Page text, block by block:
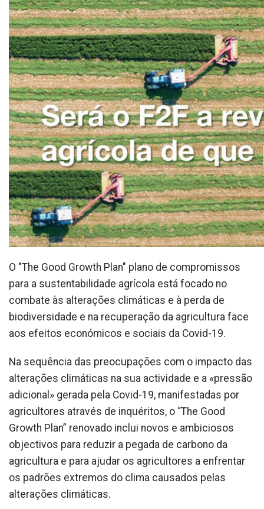
O "The Good Growth Plan" plano de compromissos
para a sustentabilidade agrícola está focado no
combate às alterações climáticas e à perda de
biodiversidade e na recuperação da agricultura face
aos efeitos económicos e sociais da Covid-19.
Na sequência das preocupações com o impacto das
alterações climáticas na sua actividade e a «pressão
adicional» gerada pela Covid-19, manifestadas por
agricultores através de inquéritos, o “The Good
Growth Plan” renovado inclui novos e ambiciosos
objectivos para reduzir a pegada de carbono da
agricultura e para ajudar os agricultores a enfrentar
os padrões extremos do clima causados pelas
alterações climáticas.